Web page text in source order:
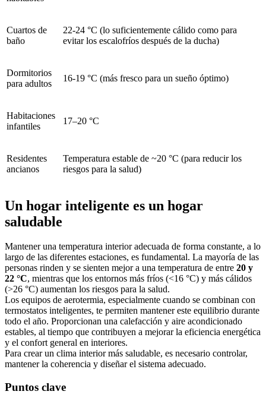
Cuartos de
baño
22-24 °C (lo suficientemente cálido como para
evitar los escalofríos después de la ducha)
Dormitorios
para adultos
16-19 °C (más fresco para un sueño óptimo)
Habitaciones
infantiles
17–20 °C
Residentes
ancianos
Temperatura estable de ~20 °C (para reducir los
riesgos para la salud)
Un hogar inteligente es un hogar
saludable
Mantener una temperatura interior adecuada de forma constante, a lo
largo de las diferentes estaciones, es fundamental. La mayoría de las
personas rinden y se sienten mejor a una temperatura de entre 20 y
22 °C, mientras que los entornos más fríos (<16 °C) y más cálidos
(>26 °C) aumentan los riesgos para la salud.
Los equipos de aerotermia, especialmente cuando se combinan con
termostatos inteligentes, te permiten mantener este equilibrio durante
todo el año. Proporcionan una calefacción y aire acondicionado
estables, al tiempo que contribuyen a mejorar la eficiencia energética
y el confort general en interiores.
Para crear un clima interior más saludable, es necesario controlar,
mantener la coherencia y diseñar el sistema adecuado.
Puntos clave